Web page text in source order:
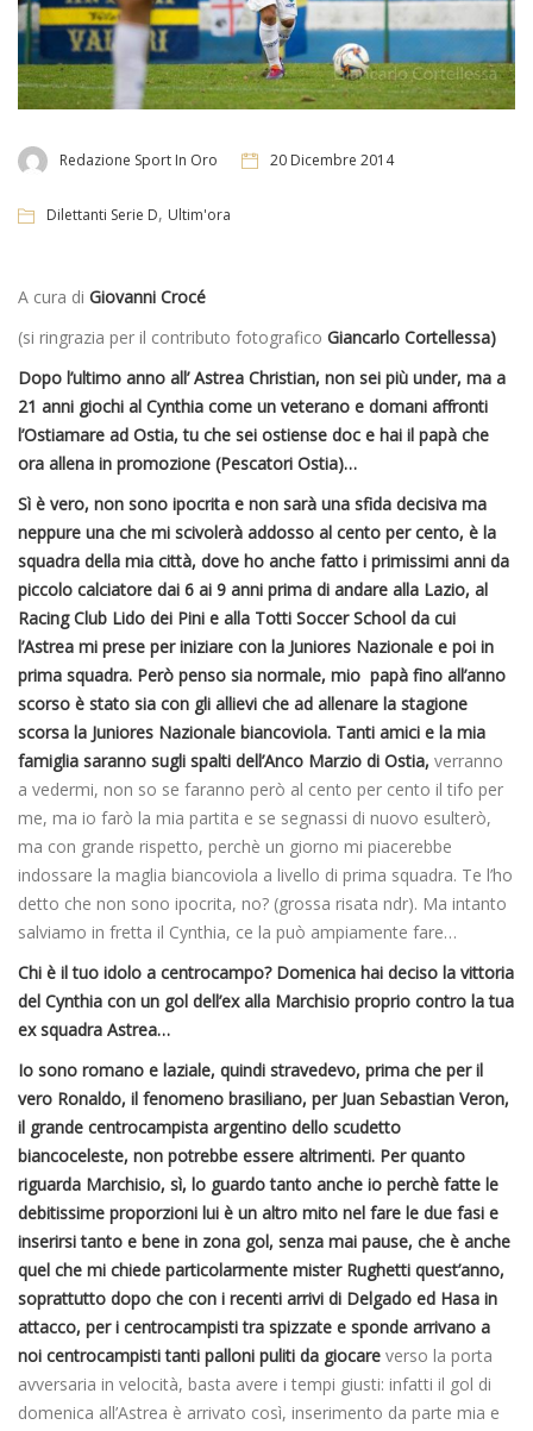
Redazione Sport In Oro 20 Dicembre 2014
Dilettanti Serie D, Ultim'ora
A cura di Giovanni Crocé
(si ringrazia per il contributo fotografico Giancarlo Cortellessa)
Dopo l’ultimo anno all’ Astrea Christian, non sei più under, ma a
21 anni giochi al Cynthia come un veterano e domani affronti
l’Ostiamare ad Ostia, tu che sei ostiense doc e hai il papà che
ora allena in promozione (Pescatori Ostia)…
Sì è vero, non sono ipocrita e non sarà una sfida decisiva ma
neppure una che mi scivolerà addosso al cento per cento, è la
squadra della mia città, dove ho anche fatto i primissimi anni da
piccolo calciatore dai 6 ai 9 anni prima di andare alla Lazio, al
Racing Club Lido dei Pini e alla Totti Soccer School da cui
l’Astrea mi prese per iniziare con la Juniores Nazionale e poi in
prima squadra. Però penso sia normale, mio papà fino all’anno
scorso è stato sia con gli allievi che ad allenare la stagione
scorsa la Juniores Nazionale biancoviola. Tanti amici e la mia
famiglia saranno sugli spalti dell’Anco Marzio di Ostia, verranno
a vedermi, non so se faranno però al cento per cento il tifo per
me, ma io farò la mia partita e se segnassi di nuovo esulterò,
ma con grande rispetto, perchè un giorno mi piacerebbe
indossare la maglia biancoviola a livello di prima squadra. Te l’ho
detto che non sono ipocrita, no? (grossa risata ndr). Ma intanto
salviamo in fretta il Cynthia, ce la può ampiamente fare…
Chi è il tuo idolo a centrocampo? Domenica hai deciso la vittoria
del Cynthia con un gol dell’ex alla Marchisio proprio contro la tua
ex squadra Astrea…
Io sono romano e laziale, quindi stravedevo, prima che per il
vero Ronaldo, il fenomeno brasiliano, per Juan Sebastian Veron,
il grande centrocampista argentino dello scudetto
biancoceleste, non potrebbe essere altrimenti. Per quanto
riguarda Marchisio, sì, lo guardo tanto anche io perchè fatte le
debitissime proporzioni lui è un altro mito nel fare le due fasi e
inserirsi tanto e bene in zona gol, senza mai pause, che è anche
quel che mi chiede particolarmente mister Rughetti quest’anno,
soprattutto dopo che con i recenti arrivi di Delgado ed Hasa in
attacco, per i centrocampisti tra spizzate e sponde arrivano a
noi centrocampisti tanti palloni puliti da giocare verso la porta
avversaria in velocità, basta avere i tempi giusti: infatti il gol di
domenica all’Astrea è arrivato così, inserimento da parte mia e